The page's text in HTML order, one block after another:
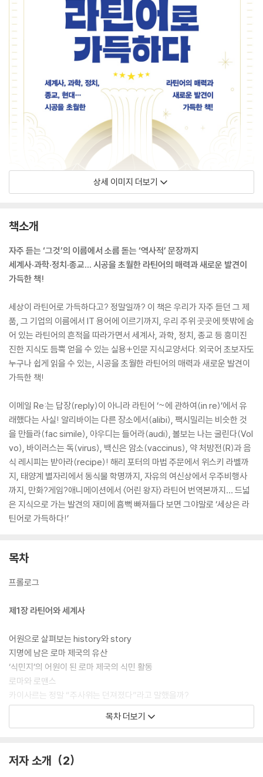
상세 이미지 더보기
책소개
자주 듣는 ‘그것’의 이름에서 소름 돋는 ‘역사적’ 문장까지
세계사·과학·정치·종교… 시공을 초월한 라틴어의 매력과 새로운 발견이
가득한 책!
세상이 라틴어로 가득하다고? 정말일까? 이 책은 우리가 자주 듣던 그 제
품, 그 기업의 이름에서 IT 용어에 이르기까지, 우리 주위 곳곳에 뜻밖에 숨
어 있는 라틴어의 흔적을 따라가면서 세계사, 과학, 정치, 종교 등 흥미진
진한 지식도 듬뿍 얻을 수 있는 실용+인문 지식교양서다. 외국어 초보자도
누구나 쉽게 읽을 수 있는, 시공을 초월한 라틴어의 매력과 새로운 발견이
가득한 책!
이메일 Re:는 답장(reply)이 아니라 라틴어 ‘~에 관하여(in re)’에서 유
래했다는 사실! 알리바이는 다른 장소에서(alibi), 팩시밀리는 비슷한 것
을 만들라(fac simile), 아우디는 들어라(audi), 볼보는 나는 굴린다(Vol
vo), 바이러스는 독(virus), 백신은 암소(vaccinus), 약 처방전(R)과 음
식 레시피는 받아라(recipe)! 해리 포터의 마법 주문에서 위스키 라벨까
지, 태양계 별자리에서 동식물 학명까지, 자유의 여신상에서 우주비행사
까지, 만화?게임?애니메이션에서 〈어린 왕자〉 라틴어 번역본까지… 드넓
은 지식으로 가는 발견의 재미에 흠뻑 빠져들다 보면 그야말로 ‘세상은 라
틴어로 가득하다!’
목차
프롤로그
제1장 라틴어와 세계사
어원으로 살펴보는 history와 story
지명에 남은 로마 제국의 유산
‘식민지’의 어원이 된 로마 제국의 식민 활동
로마와 로맨스
카이사르는 정말 “주사위는 던져졌다”라고 말했을까?
“브루투스, 너마저?”
그리스, 아라비아, 라틴이 이어지다
생생하게 전해지는 전염병의 공포
목차 더보기
저자 소개 2